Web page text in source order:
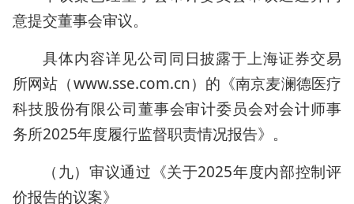
意提交董事会审议。
具体内容详见公司同日披露于上海证券交易
所网站（www.sse.com.cn）的《南京麦澜德医疗
科技股份有限公司董事会审计委员会对会计师事
务所2025年度履行监督职责情况报告》。
（九）审议通过《关于2025年度内部控制评
价报告的议案》